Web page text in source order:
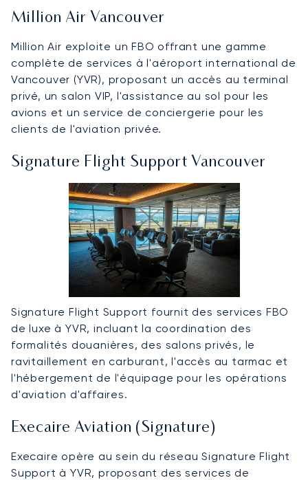
Million Air Vancouver
Million Air exploite un FBO offrant une gamme
complète de services à l'aéroport international de
Vancouver (YVR), proposant un accès au terminal
privé, un salon VIP, l'assistance au sol pour les
avions et un service de conciergerie pour les
clients de l'aviation privée.
Signature Flight Support Vancouver
Signature Flight Support fournit des services FBO
de luxe à YVR, incluant la coordination des
formalités douanières, des salons privés, le
ravitaillement en carburant, l'accès au tarmac et
l'hébergement de l'équipage pour les opérations
d'aviation d'affaires.
Execaire Aviation (Signature)
Execaire opère au sein du réseau Signature Flight
Support à YVR, proposant des services de